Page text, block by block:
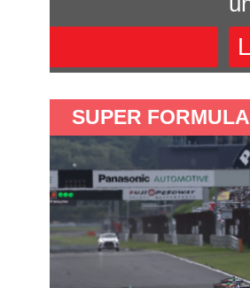
SUPER FORMULA